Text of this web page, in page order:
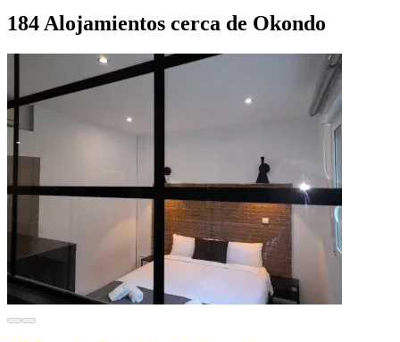
184 Alojamientos cerca de Okondo